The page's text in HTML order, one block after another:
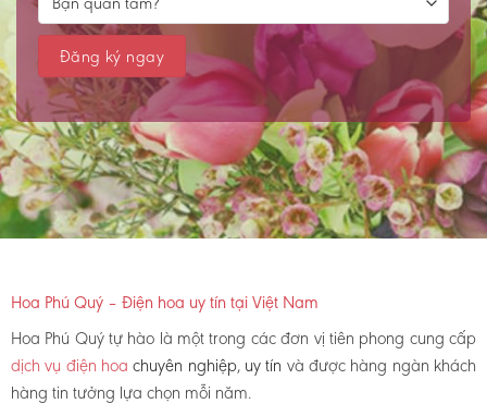
Hoa Phú Quý – Điện hoa uy tín tại Việt Nam
Hoa Phú Quý tự hào là một trong các đơn vị tiên phong cung cấp
dịch vụ điện hoachuyên nghiệp, uy tín và được hàng ngàn khách
hàng tin tưởng lựa chọn mỗi năm.